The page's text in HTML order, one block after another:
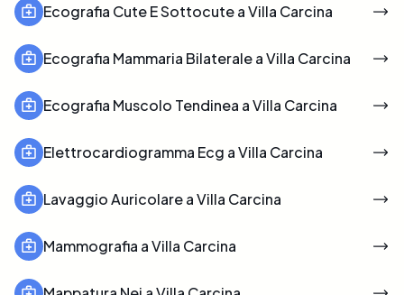
Ecografia Cute E Sottocute a Villa Carcina
Ecografia Mammaria Bilaterale a Villa Carcina
Ecografia Muscolo Tendinea a Villa Carcina
Elettrocardiogramma Ecg a Villa Carcina
Lavaggio Auricolare a Villa Carcina
Mammografia a Villa Carcina